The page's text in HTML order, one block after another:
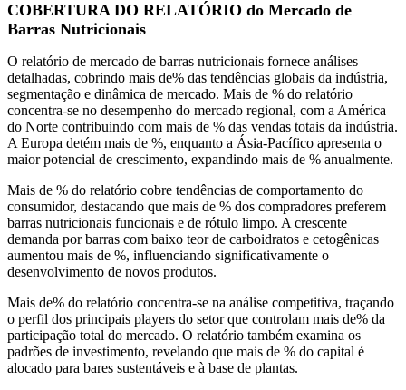
COBERTURA DO RELATÓRIO do Mercado de
Barras Nutricionais
O relatório de mercado de barras nutricionais fornece análises
detalhadas, cobrindo mais de% das tendências globais da indústria,
segmentação e dinâmica de mercado. Mais de % do relatório
concentra-se no desempenho do mercado regional, com a América
do Norte contribuindo com mais de % das vendas totais da indústria.
A Europa detém mais de %, enquanto a Ásia-Pacífico apresenta o
maior potencial de crescimento, expandindo mais de % anualmente.
Mais de % do relatório cobre tendências de comportamento do
consumidor, destacando que mais de % dos compradores preferem
barras nutricionais funcionais e de rótulo limpo. A crescente
demanda por barras com baixo teor de carboidratos e cetogênicas
aumentou mais de %, influenciando significativamente o
desenvolvimento de novos produtos.
Mais de% do relatório concentra-se na análise competitiva, traçando
o perfil dos principais players do setor que controlam mais de% da
participação total do mercado. O relatório também examina os
padrões de investimento, revelando que mais de % do capital é
alocado para bares sustentáveis ​​e à base de plantas.